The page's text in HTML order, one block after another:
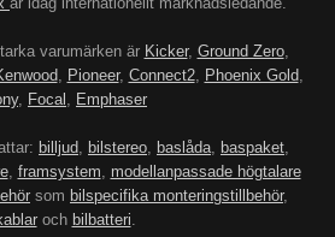
varumärken är Kicker, Ground Zero,
, Pioneer, Connect2, Phoenix Gold,
, Focal , Emphaser
billjud, bilstereo, baslåda, baspaket,
, framsystem, modellanpassade högtalare
som bilspecifika monteringstillbehör,
och bilbatteri.